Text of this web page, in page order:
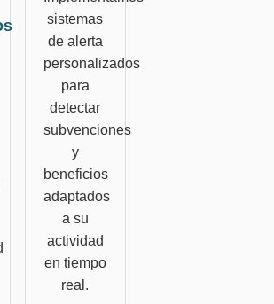
sistemas
de alerta
personalizados
para
detectar
subvenciones
y
beneficios
adaptados
a su
actividad
en tiempo
real.